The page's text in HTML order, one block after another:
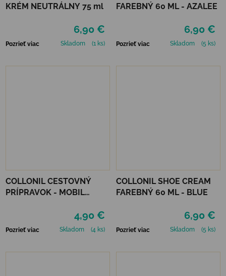
KRÉM NEUTRÁLNY 75 ml
6,90 €
Pozrieť viac Skladom (1 ks)
FAREBNÝ 60 ML - AZALEE
6,90 €
Pozrieť viac Skladom (5 ks)
COLLONIL CESTOVNÝ
PRÍPRAVOK - MOBIL
4,90 €
Pozrieť viac Skladom (4 ks)
COLLONIL SHOE CREAM
FAREBNÝ 60 ML - BLUE
6,90 €
Pozrieť viac Skladom (5 ks)